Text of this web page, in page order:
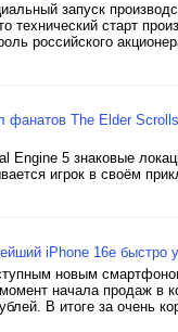
запуск
старт
российского
The Elder
Engine 5 знаковые
игрок в своём
iPhone 16e быстро
новым
начала продаж в
В итоге за очень